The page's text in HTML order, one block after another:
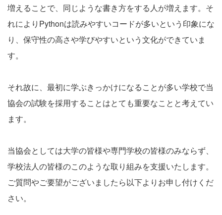
増えることで、同じような書き方をする人が増えます。そ
れによりPythonは読みやすいコードが多いという印象にな
り、保守性の高さや学びやすいという文化ができていま
す。
それ故に、最初に学ぶきっかけになることが多い学校で当
協会の試験を採用することはとても重要なことと考えてい
ます。
当協会としては大学の皆様や専門学校の皆様のみならず、
学校法人の皆様のこのような取り組みを支援いたします。
ご質問やご要望がございましたら以下よりお申し付けくだ
さい。